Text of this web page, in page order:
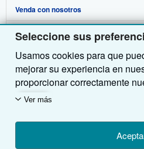
Seleccione sus
Usamos cookies para que
mejorar su experiencia en
proporcionar correctamente
utilizamos cookies para
midiendo las visitas al sitio) y
mejoras. Si está de acuerdo,
Ver más
Búsqueda avanzada
Colecciones
Mi cuenta
Mis pedidos
Ver carrito
Venda con nosotros
Comenzar a vender
Únase a nuestro programa de afiliados
Recomiende un vendedor
Sobre nosotros
Sobre IberLibro
Medios
Empleo
Política de Privacidad
Obtener Ayuda
Preguntas frecuentes y guías
Atención al Cliente
Otras compañías de AbeBooks
AbeBooks.com
AbeBooks.co.uk
Siga a IberLibro